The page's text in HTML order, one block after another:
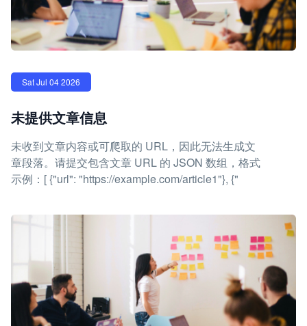
Sat Jul 04 2026
未提供文章信息
未收到文章内容或可爬取的 URL，因此无法生成文
章段落。请提交包含文章 URL 的 JSON 数组，格式
示例：[ {"url": "https://example.com/article1"}, {"